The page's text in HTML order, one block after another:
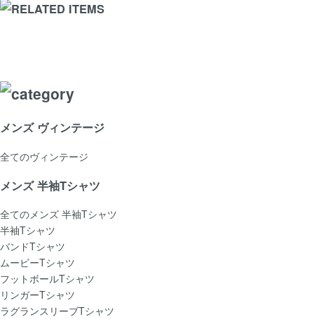
メンズ ヴィンテージ
全てのヴィンテージ
メンズ 半袖Tシャツ
全てのメンズ 半袖Tシャツ
半袖Tシャツ
バンドTシャツ
ムービーTシャツ
フットボールTシャツ
リンガーTシャツ
ラグランスリーブTシャツ